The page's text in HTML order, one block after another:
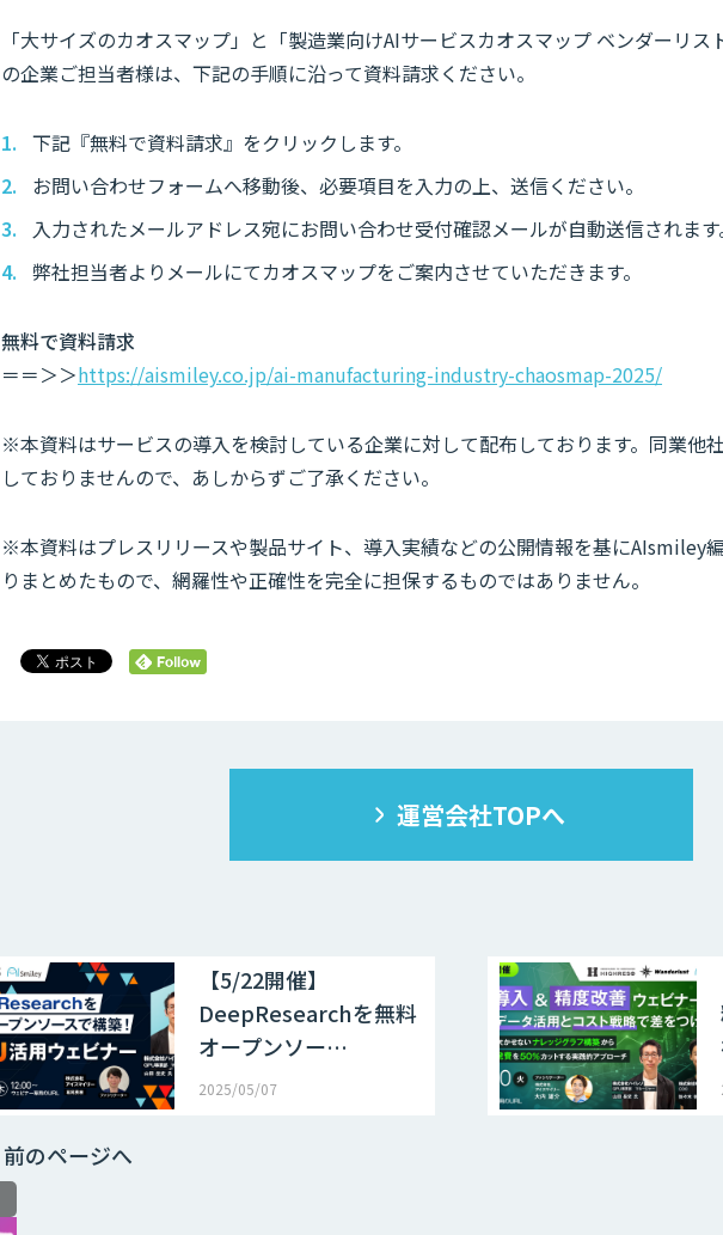
「大サイズのカオスマップ」と「製造業向けAIサービスカオスマップ ベンダーリス
の企業ご担当者様は、下記の手順に沿って資料請求ください。
下記『無料で資料請求』をクリックします。
お問い合わせフォームへ移動後、必要項目を入力の上、送信ください。
入力されたメールアドレス宛にお問い合わせ受付確認メールが自動送信されます
弊社担当者よりメールにてカオスマップをご案内させていただきます。
無料で資料請求
＝＝＞＞https://aismiley.co.jp/ai-manufacturing-industry-chaosmap-2025/
※本資料はサービスの導入を検討している企業に対して配布しております。同業他
しておりませんので、あしからずご了承ください。
※本資料はプレスリリースや製品サイト、導入実績などの公開情報を基にAIsmiley
りまとめたもので、網羅性や正確性を完全に担保するものではありません。
運営会社TOPへ
【5/22開催】
DeepResearchを無料
オープンソー…
2025/05/07
前のページへ